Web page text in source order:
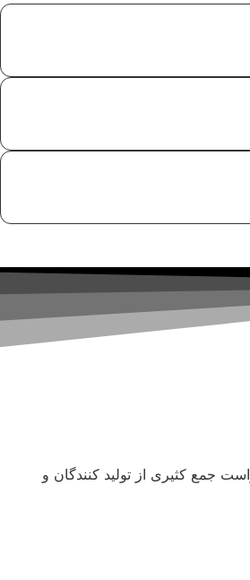
ایران، به در خواست جمع کثیری از تولید کنندگان و